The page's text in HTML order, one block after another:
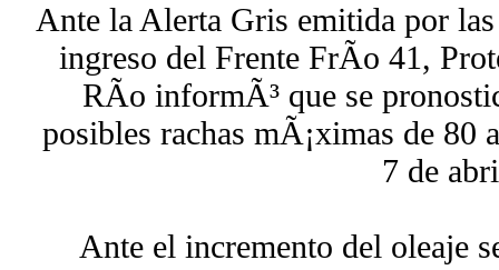
Ante la Alerta Gris emitida por
ingreso del Frente FrÃ­o 41,
RÃ­o informÃ³ que se
posibles rachas mÃ¡ximas de 80
7 de
Ante el incremento del oleaje